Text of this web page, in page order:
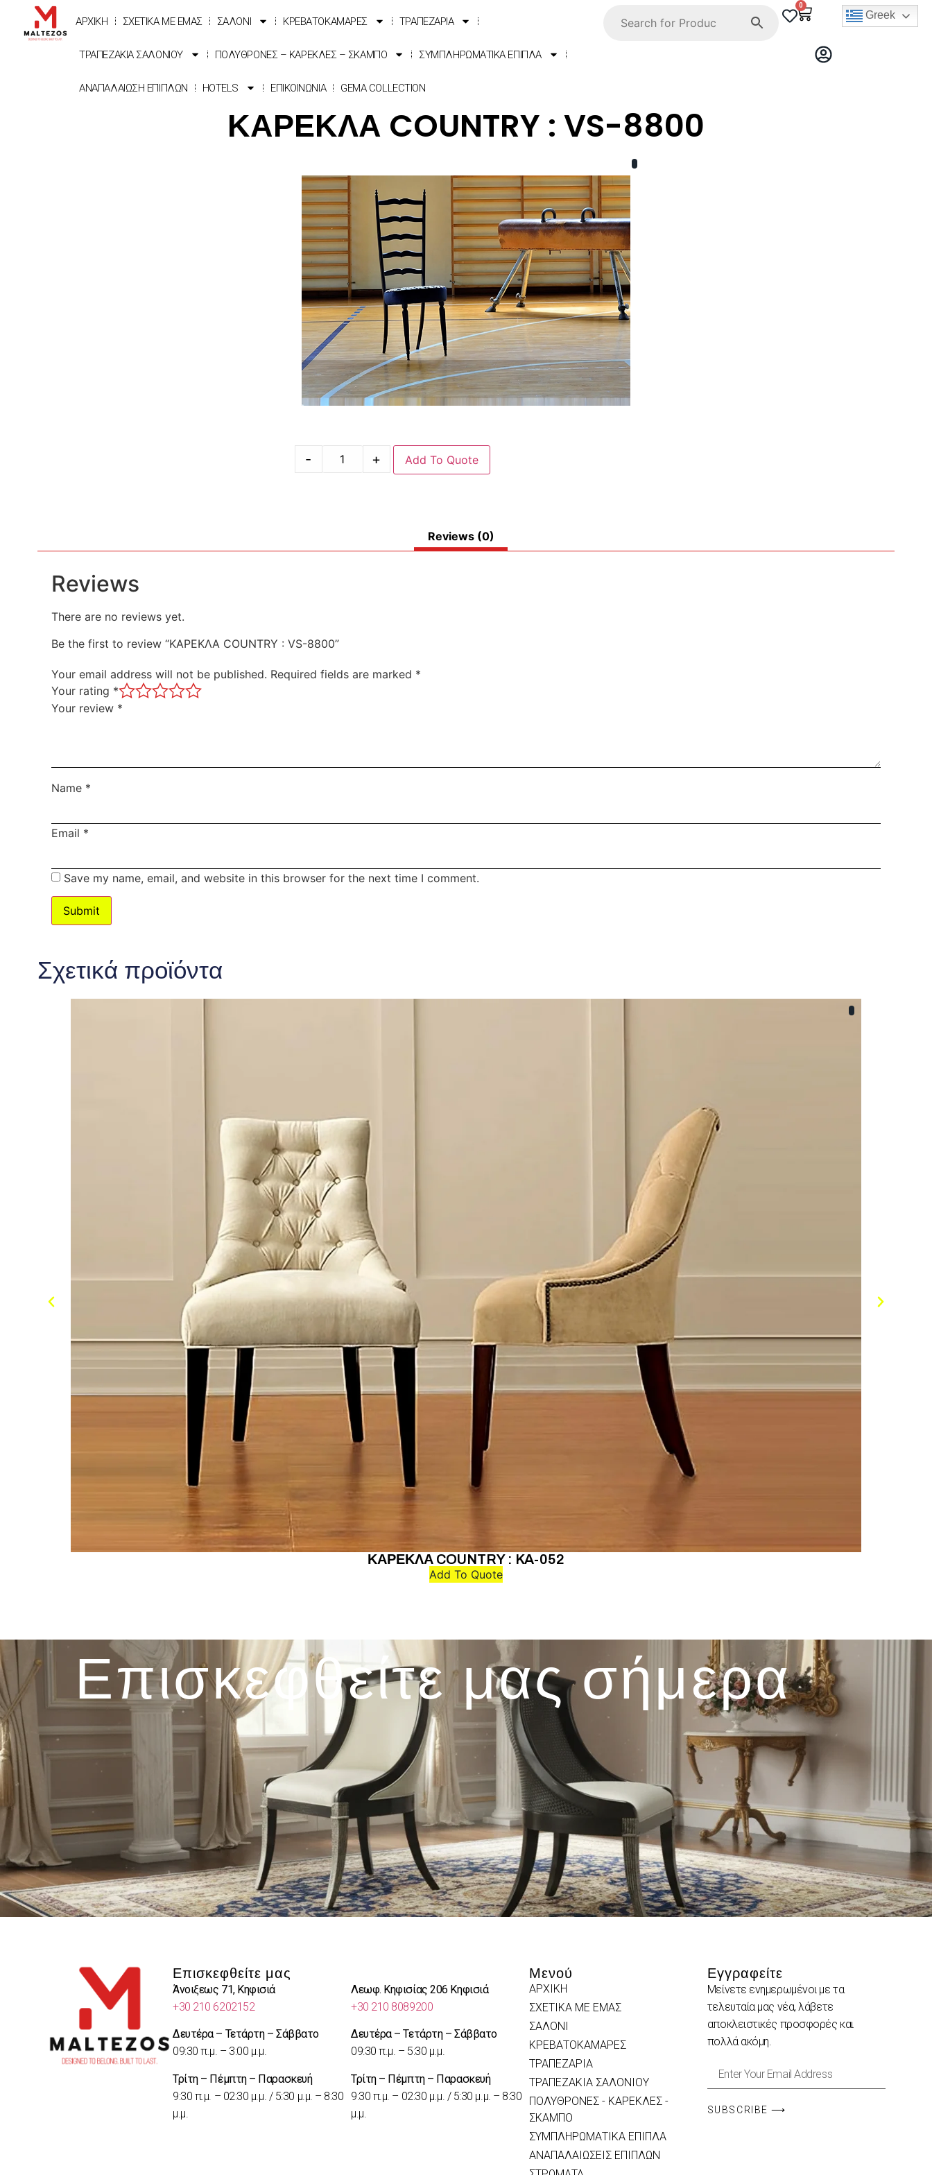
ΑΡΧΙΚΗ ΣΧΕΤΙΚΑ ΜΕ ΕΜΑΣ ΣΑΛΟΝΙ ΚΡΕΒΑΤΟΚΑΜΑΡΕΣ ΤΡΑΠΕΖΑΡΙΑ
ΤΡΑΠΕΖΑΚΙΑ ΣΑΛΟΝΙΟΥ ΠΟΛΥΘΡΟΝΕΣ – ΚΑΡΕΚΛΕΣ – ΣΚΑΜΠΟ ΣΥΜΠΛΗΡΩΜΑΤΙΚΑ ΕΠΙΠΛΑ
ΑΝΑΠΑΛΑΙΩΣΗ ΕΠΙΠΛΩΝ HOTELS ΕΠΙΚΟΙΝΩΝΙΑ GEMA COLLECTION
0
Greek
ΚΑΡΕΚΛΑ COUNTRY : VS-8800
- + Add To Quote
Reviews (0)
Reviews
There are no reviews yet.
Be the first to review “ΚΑΡΕΚΛΑ COUNTRY : VS-8800”
Your email address will not be published. Required fields are marked *
Your rating *
Your review *
Name *
Email *
Save my name, email, and website in this browser for the next time I comment.
Σχετικά προϊόντα
ΚΑΡΕΚΛΑ COUNTRY : KA-052
Add To Quote
Επισκεφθείτε μας σήμερα
Επισκεφθείτε μας
Άνοιξεως 71, Κηφισιά
+30 210 6202152
Δευτέρα – Τετάρτη – Σάββατο
09:30 π.μ. – 3:00 μ.μ.
Τρίτη – Πέμπτη – Παρασκευή
9:30 π.μ. – 02:30 μ.μ. / 5:30 μ.μ. – 8:30
μ.μ.
Λεωφ. Κηφισίας 206 Κηφισιά
+30 210 8089200
Δευτέρα – Τετάρτη – Σάββατο
09:30 π.μ. – 5:30 μ.μ.
Τρίτη – Πέμπτη – Παρασκευή
9:30 π.μ. – 02:30 μ.μ. / 5:30 μ.μ. – 8:30
μ.μ.
Μενού
ΑΡΧΙΚΗ
ΣΧΕΤΙΚΑ ΜΕ ΕΜΑΣ
ΣΑΛΟΝΙ
ΚΡΕΒΑΤΟΚΑΜΑΡΕΣ
ΤΡΑΠΕΖΑΡΙΑ
ΤΡΑΠΕΖΑΚΙΑ ΣΑΛΟΝΙΟΥ
ΠΟΛΥΘΡΟΝΕΣ - ΚΑΡΕΚΛΕΣ -
ΣΚΑΜΠΟ
ΣΥΜΠΛΗΡΩΜΑΤΙΚΑ ΕΠΙΠΛΑ
ΑΝΑΠΑΛΑΙΩΣΕΙΣ ΕΠΙΠΛΩΝ
Εγγραφείτε
Μείνετε ενημερωμένοι με τα
τελευταία μας νέα, λάβετε
αποκλειστικές προσφορές και
πολλά ακόμη.
SUBSCRIBE ⟶